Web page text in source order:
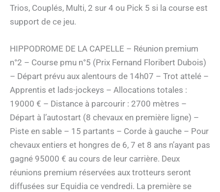
Trios, Couplés, Multi, 2 sur 4 ou Pick 5 si la course est
support de ce jeu.
HIPPODROME DE LA CAPELLE – Réunion premium
n°2 – Course pmu n°5 (Prix Fernand Floribert Dubois)
– Départ prévu aux alentours de 14h07 – Trot attelé –
Apprentis et lads-jockeys – Allocations totales :
19000 € – Distance à parcourir : 2700 mètres –
Départ à l’autostart (8 chevaux en première ligne) –
Piste en sable – 15 partants – Corde à gauche – Pour
chevaux entiers et hongres de 6, 7 et 8 ans n’ayant pas
gagné 95000 € au cours de leur carrière. Deux
réunions premium réservées aux trotteurs seront
diffusées sur Equidia ce vendredi. La première se